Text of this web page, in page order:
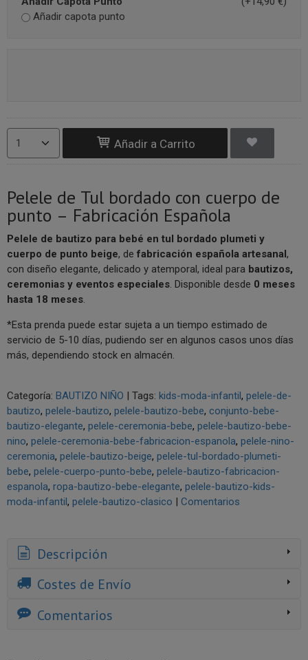
Añadir capota punto
Añadir a Carrito
Pelele de Tul bordado con cuerpo de
punto – Fabricación Española
Pelele de bautizo para bebé en tul bordado plumeti y
cuerpo de punto beige, de fabricación española artesanal,
con diseño elegante, delicado y atemporal, ideal para bautizos,
ceremonias y eventos especiales . Disponible desde 0 meses
hasta 18 meses
*Esta prenda puede estar sujeta a un tiempo estimado de
servicio de 5-10 días, pudiendo ser en algunos casos unos días
más, dependiendo stock en almacén.
Categoría: BAUTIZO NIÑO | Tags: kids-moda-infantil pelele-de-
bautizo pelele-bautizo pelele-bautizo-bebe conjunto-bebe-
bautizo-elegante pelele-ceremonia-bebe pelele-bautizo-bebe-
nino pelele-ceremonia-bebe-fabricacion-espanola pelele-nino-
ceremonia pelele-bautizo-beige pelele-tul-bordado-plumeti-
bebe pelele-cuerpo-punto-bebe pelele-bautizo-fabricacion-
espanola ropa-bautizo-bebe-elegante pelele-bautizo-kids-
moda-infantil pelele-bautizo-clasico | Comentarios
Descripción
Costes de Envío
Comentarios